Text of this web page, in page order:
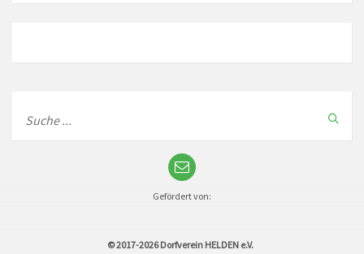
Gefördert von:
© 2017-2026Dorfverein HELDEN e.V.